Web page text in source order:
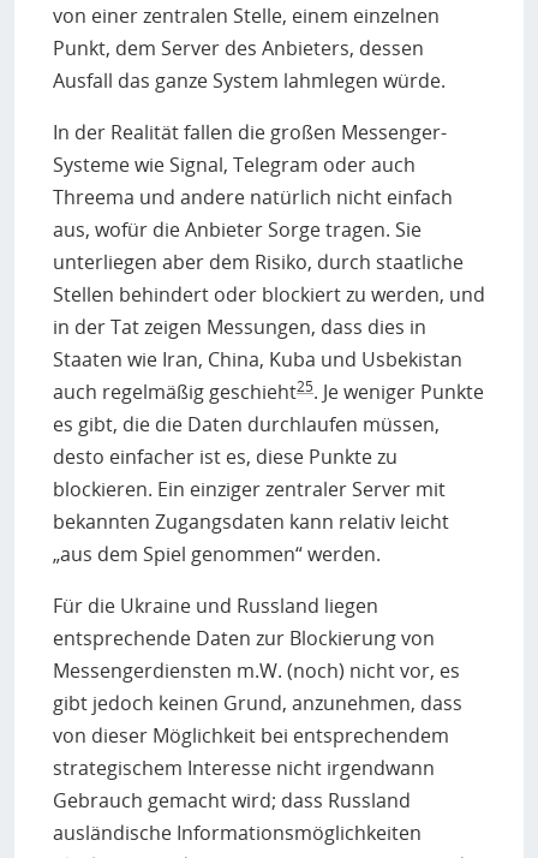
von einer zentralen Stelle, einem einzelnen
Punkt, dem Server des Anbieters, dessen
Ausfall das ganze System lahmlegen würde.
In der Realität fallen die großen Messenger-
Systeme wie Signal, Telegram oder auch
Threema und andere natürlich nicht einfach
aus, wofür die Anbieter Sorge tragen. Sie
unterliegen aber dem Risiko, durch staatliche
Stellen behindert oder blockiert zu werden, und
in der Tat zeigen Messungen, dass dies in
Staaten wie Iran, China, Kuba und Usbekistan
auch regelmäßig geschieht25. Je weniger Punkte
es gibt, die die Daten durchlaufen müssen,
desto einfacher ist es, diese Punkte zu
blockieren. Ein einziger zentraler Server mit
bekannten Zugangsdaten kann relativ leicht
„aus dem Spiel genommen“ werden.
Für die Ukraine und Russland liegen
entsprechende Daten zur Blockierung von
Messengerdiensten m.W. (noch) nicht vor, es
gibt jedoch keinen Grund, anzunehmen, dass
von dieser Möglichkeit bei entsprechendem
strategischem Interesse nicht irgendwann
Gebrauch gemacht wird; dass Russland
ausländische Informationsmöglichkeiten